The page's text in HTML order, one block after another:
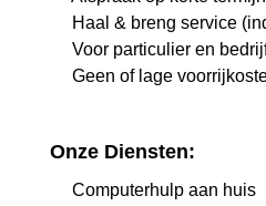
Haal & breng service
Voor particulier en
Geen of lage
Onze Diensten:
Computerhulp aan huis